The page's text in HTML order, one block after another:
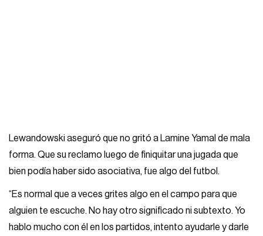
Lewandowski aseguró que no gritó a Lamine Yamal de mala
forma. Que su reclamo luego de finiquitar una jugada que
bien podía haber sido asociativa, fue algo del futbol.
“Es normal que a veces grites algo en el campo para que
alguien te escuche. No hay otro significado ni subtexto. Yo
hablo mucho con él en los partidos, intento ayudarle y darle